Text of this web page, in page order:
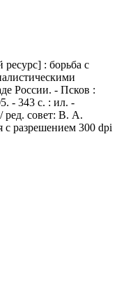
: борьба с
России. - Псков :
- 343 с. : ил. -
ред. совет: В. А.
разрешением 300 dpi